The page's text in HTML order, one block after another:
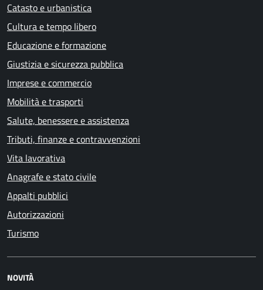
Catasto e urbanistica
Cultura e tempo libero
Educazione e formazione
Giustizia e sicurezza pubblica
Imprese e commercio
Mobilità e trasporti
Salute, benessere e assistenza
Tributi, finanze e contravvenzioni
Vita lavorativa
Anagrafe e stato civile
Appalti pubblici
Autorizzazioni
Turismo
NOVITÀ